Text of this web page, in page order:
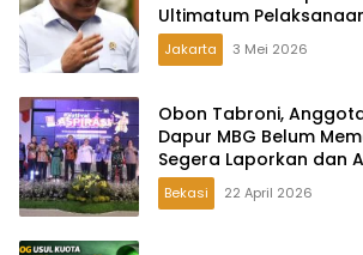
Ultimatum
Aturan di Lapangan,
Jakarta 3 Mei 2026
Obon Tabroni, Anggota
Dapur MBG Belum
Segera Laporkan dan
Bekasi 22 April 2026